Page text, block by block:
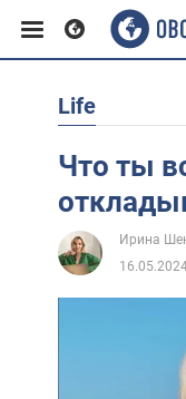
Европа
Азия
Life
Что ты
Ирина